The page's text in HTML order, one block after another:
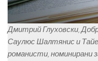
Дмитрий Глуховски,
Саулюс Шалтянис и
романисти, номинирани